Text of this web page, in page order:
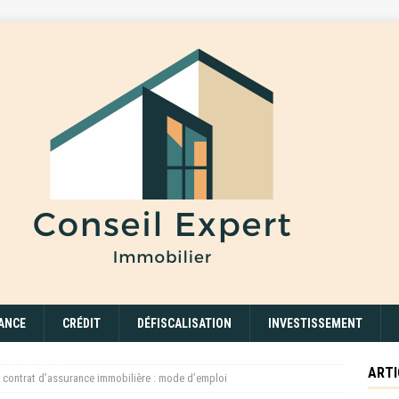
CRÉDIT DÉFISCALISATION INVESTISSEMENT
d’assurance immobilière : mode d’emploi